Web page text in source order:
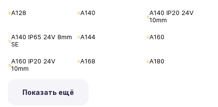
A128 A140
A140 IP20 24V
10mm
A140 IP65 24V 8mm
SE
A144 A160
A160 IP20 24V
10mm
A168 A180
Показать ещё